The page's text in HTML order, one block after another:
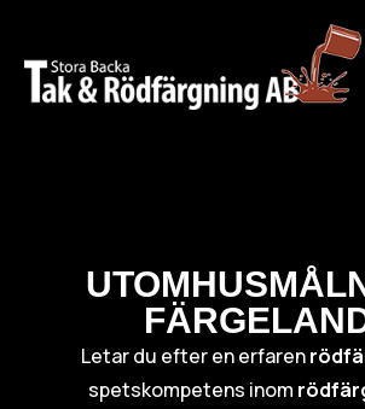
Letar du efter en erfaren
spetskompetens inom